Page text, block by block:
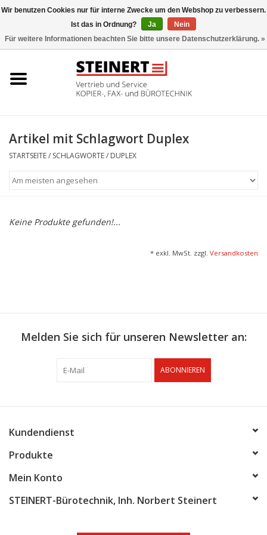
Büromaschinen- Service
Toner
Marken
Artikel mit Schlagwort Duplex
STARTSEITE/ SCHLAGWORTE/ DUPLEX
Keine Produkte gefunden!...
* exkl. MwSt. zzgl. Versandkosten
Melden Sie sich für unseren Newsletter an:
ABONNIEREN
Kundendienst
Produkte
Mein Konto
STEINERT-Bürotechnik, Inh. Norbert Steinert
Wir benutzen Cookies nur für interne Zwecke um den Webshop zu verbessern.
Ist das in Ordnung?
Ja
Nein
Für weitere Informationen beachten Sie bitte unsere Datenschutzerklärung. »